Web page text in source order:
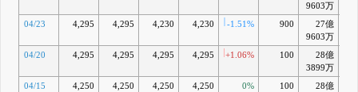
9603万
04/23 4,295 4,295 4,230 4,230 -1.51% 900
27億
9603万
04/20 4,295 4,295 4,295 4,295 +1.06% 100
28億
3899万
04/15 4,250 4,250 4,250 4,250 0% 100
28億